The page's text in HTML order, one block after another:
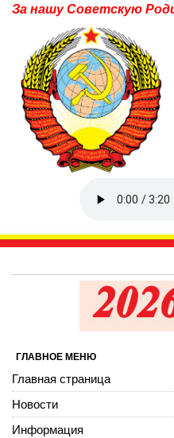
За нашу Советскую
ГЛАВНОЕ МЕНЮ
Главная страница
Новости
Информация